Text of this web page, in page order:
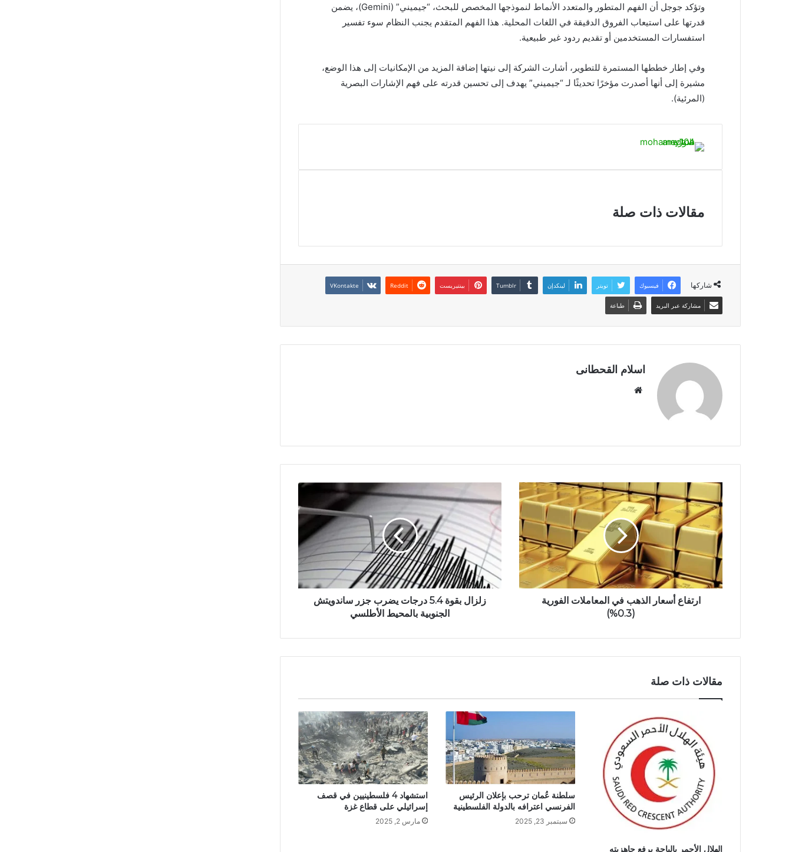
وتؤكد جوجل أن الفهم المتطور والمتعدد الأنماط لنموذجها المخصص للبحث، “جيميني” (Gemini)، يضمن
قدرتها على استيعاب الفروق الدقيقة في اللغات المحلية. هذا الفهم المتقدم يجنب النظام سوء تفسير
استفسارات المستخدمين أو تقديم ردود غير طبيعية.
وفي إطار خططها المستمرة للتطوير، أشارت الشركة إلى نيتها إضافة المزيد من الإمكانيات إلى هذا الوضع،
مشيرة إلى أنها أصدرت مؤخرًا تحديثًا لـ “جيميني” يهدف إلى تحسين قدرته على فهم الإشارات البصرية
(المرئية).
مقالات ذات صلة
شاركها فيسبوك تويتر لينكدإن بينتيريست
مشاركة عبر البريد طباعة
اسلام القحطانى
ا
ي
ب
ارتفاع أسعار الذهب في المعاملات الفورية
(0.3%)
زلزال بقوة 5.4 درجات يضرب جزر ساندويتش
الجنوبية بالمحيط الأطلسي
مقالات ذات صلة
الهلال الأحمر بالباحة يرفع جاهزيته
سلطنة عُمان ترحب بإعلان الرئيس
الفرنسي اعترافه بالدولة الفلسطينية
سبتمبر 23, 2025
استشهاد 4 فلسطينيين في قصف
إسرائيلي على قطاع غزة
مارس 2, 2025